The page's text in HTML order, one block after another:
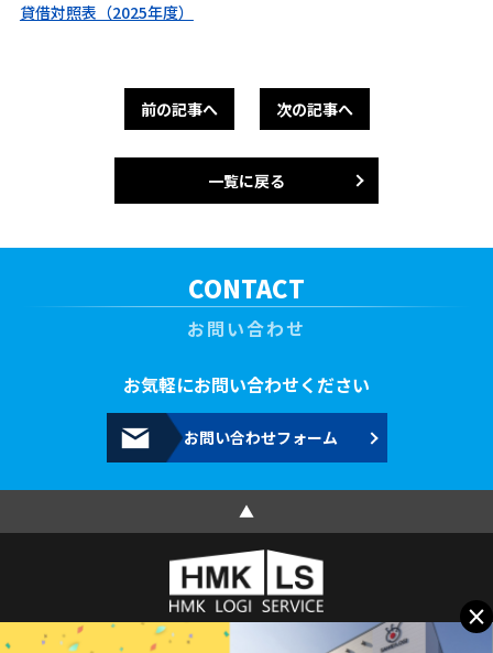
×
貸借対照表（2025年度）
前の記事へ 次の記事へ
一覧に戻る
CONTACT
お問い合わせ
お気軽にお問い合わせください
お問い合わせフォーム
▲